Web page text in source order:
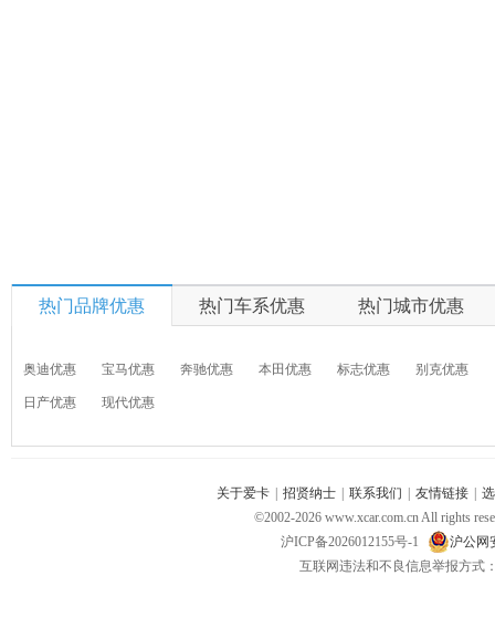
热门品牌优惠 热门车系优惠 热门城市优惠
奥迪优惠 宝马优惠 奔驰优惠 本田优惠 标志优惠 别克优惠
日产优惠 现代优惠
关于爱卡 招贤纳士 联系我们 友情链接
©2002-2026 www.xcar.com.cn All rights
沪ICP备2026012155号-1
沪公网
互联网违法和不良信息举报方式